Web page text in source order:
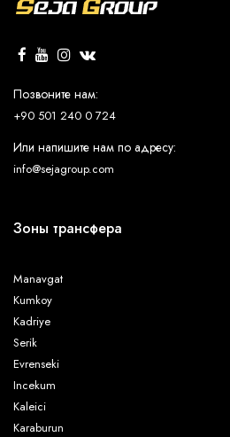
Позвоните нам:
+90 501 240 0 724
Или напишите нам по адресу:
info@sejagroup.com
Зоны трансфера
Manavgat
Kumkoy
Kadriye
Serik
Evrenseki
Incekum
Kaleici
Karaburun